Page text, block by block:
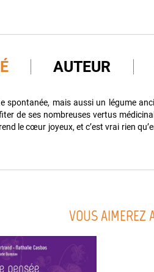
AUTEUR
spontanée, mais aussi un légume
de ses nombreuses vertus
le cœur joyeux, et c’est vrai rien
VOUS AIMEREZ